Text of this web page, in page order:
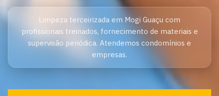
Limpeza terceirizada em Mogi Guaçu com
profissionais treinados, fornecimento de materiais e
supervisão periódica. Atendemos condomínios e
empresas.